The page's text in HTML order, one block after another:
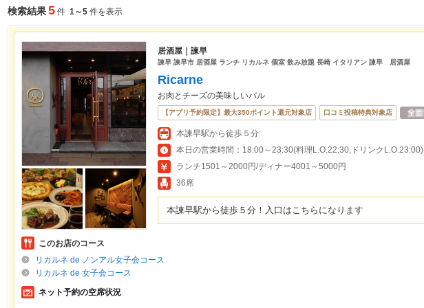
検索結果5 件 1～5 件を表示
居酒屋｜諫早
諫早 諫早市 居酒屋 ランチ リカルネ 個室 飲み放題 長崎 イタリアン 諫早 居酒屋
Ricarne
お肉とチーズの美味しいバル
【アプリ予約限定】最大350ポイント還元対象店 口コミ投稿特典対象店
本諫早駅から徒歩５分
本日の営業時間：18:00～23:30(料理L.O.22:30,ドリンクL.O.23:00)
ランチ1501～2000円/ディナー4001～5000円
36席
本諫早駅から徒歩５分！入口はこちらになります
このお店のコース
リカルネ de ノンアル女子会コース
リカルネ de 女子会コース
ネット予約の空席状況